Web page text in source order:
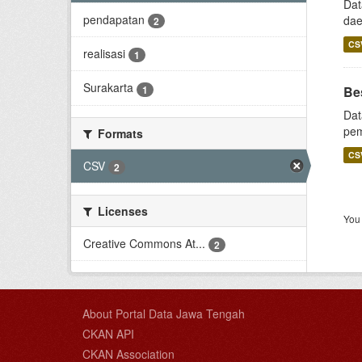
pendapatan 2
realisasi 1
Surakarta 1
Formats
CSV
2
Licenses
Creative Commons At...
2
About Portal Data Jawa Tengah
CKAN API
CKAN Association